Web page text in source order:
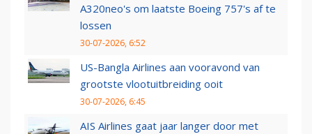
A320neo's om laatste Boeing 757's af te
lossen
30-07-2026, 6:52
US-Bangla Airlines aan vooravond van
grootste vlootuitbreiding ooit
30-07-2026, 6:45
AIS Airlines gaat jaar langer door met